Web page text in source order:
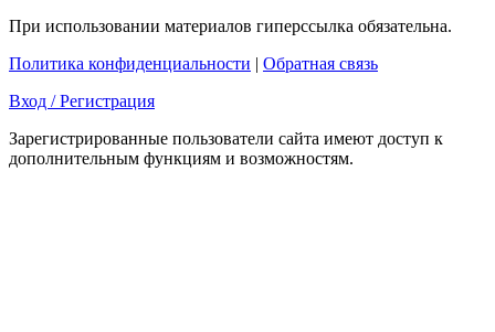
При использовании материалов гиперссылка обязательна.
Политика конфиденциальности | Обратная связь
Вход / Регистрация
Зарегистрированные пользователи сайта имеют доступ к
дополнительным функциям и возможностям.